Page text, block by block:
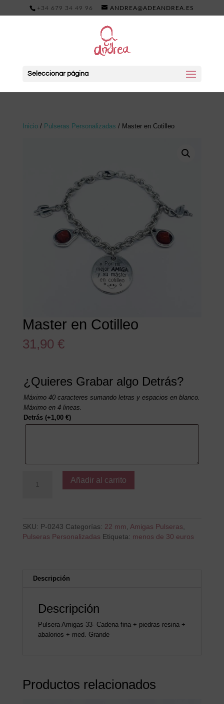
+34 679 34 49 96 ANDREA@ADEANDREA.ES
Seleccionar página
Inicio/ Pulseras Personalizadas / Master en Cotilleo
Master en Cotilleo
31,90 €
¿Quieres Grabar algo Detrás?
Máximo 40 caracteres sumando letras y espacios en blanco.
Máximo en 4 lineas.
Detrás (+1,00 €)
Añadir al carrito
SKU: P-0243 Categorías: 22 mm, Amigas Pulseras,
Pulseras Personalizadas Etiqueta: menos de 30 euros
Descripción
Descripción
Pulsera Amigas 33- Cadena fina + piedras resina +
abalorios + med. Grande
Productos relacionados